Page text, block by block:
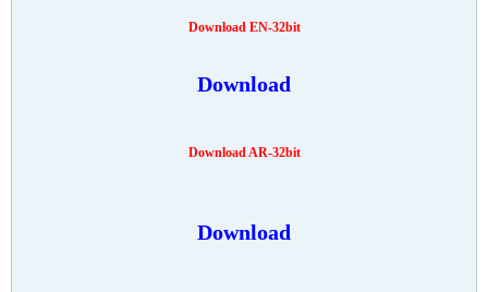
Download EN-32bit
Download
Download AR-32bit
Download